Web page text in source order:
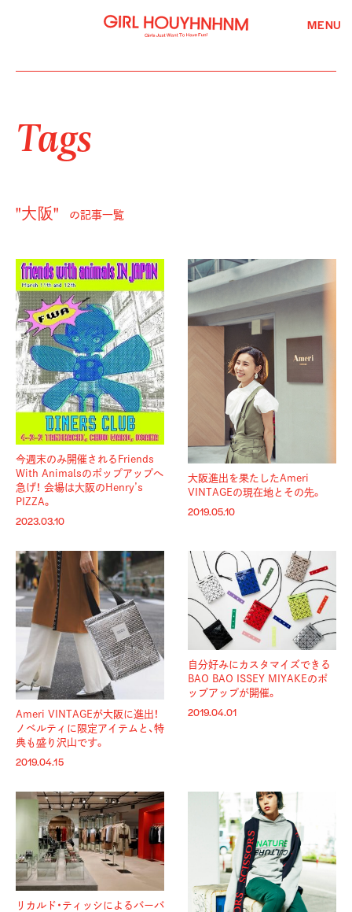
MENU
Tags
"大阪" の記事一覧
今週末のみ開催されるFriends
With Animalsのポップアップへ
急げ！ 会場は大阪のHenry’s
PIZZA。
2023.03.10
大阪進出を果たしたAmeri
VINTAGEの現在地とその先。
2019.05.10
Ameri VINTAGEが大阪に進出！
ノベルティに限定アイテムと、特
典も盛り沢山です。
2019.04.15
自分好みにカスタマイズできる
BAO BAO ISSEY MIYAKEのポ
ップアップが開催。
2019.04.01
リカルド・ティッシによるバーバ